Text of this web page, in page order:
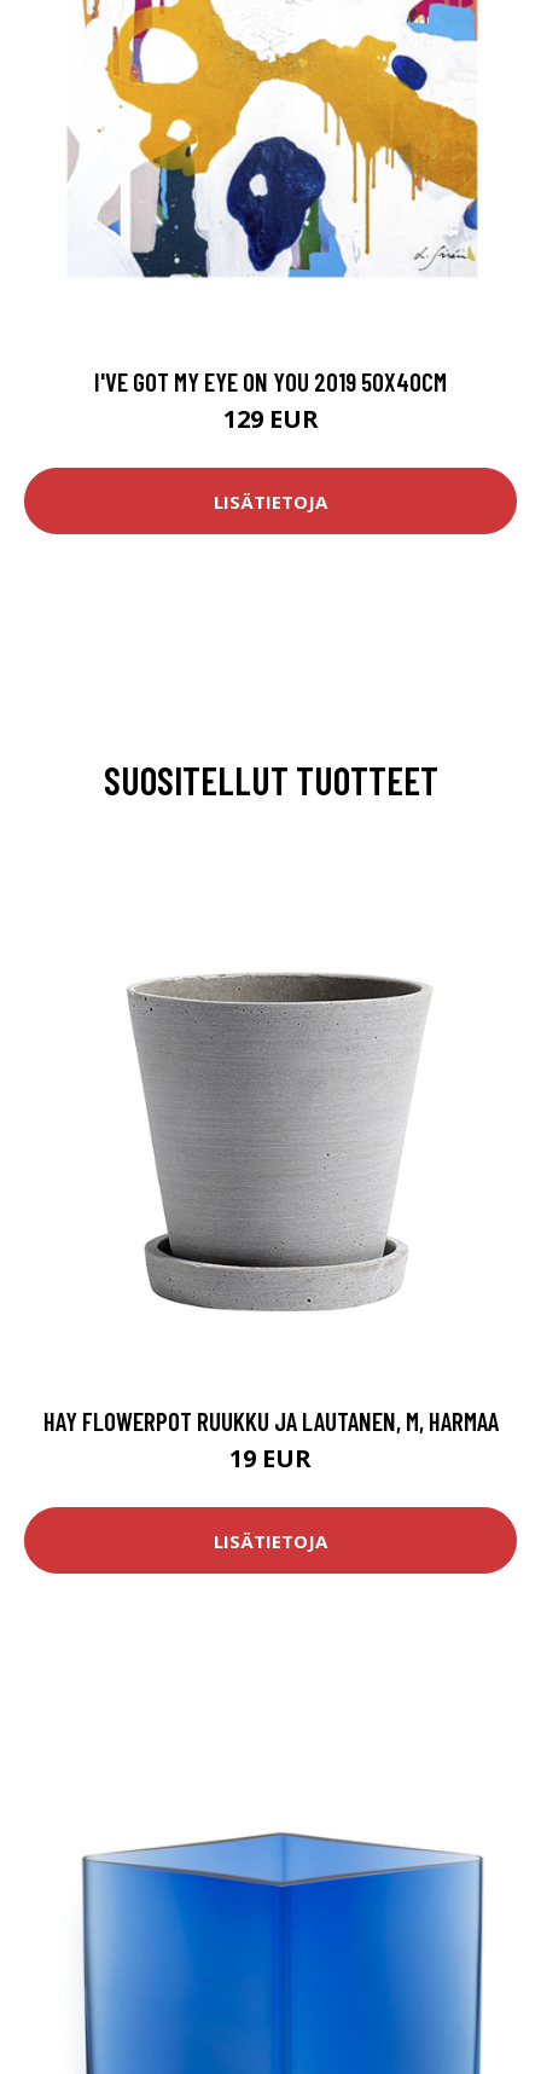
I'VE GOT MY EYE ON YOU 2019 50X40CM
129 EUR
LISÄTIETOJA
SUOSITELLUT TUOTTEET
HAY FLOWERPOT RUUKKU JA LAUTANEN, M, HARMAA
19 EUR
LISÄTIETOJA